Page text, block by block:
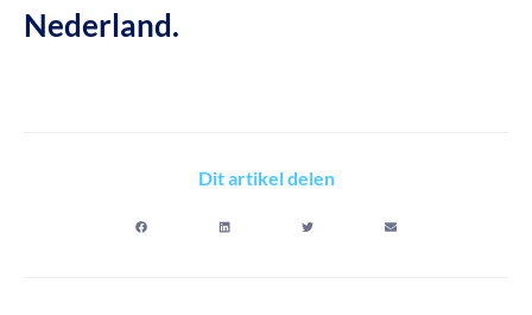
Nederland.
Dit artikel delen